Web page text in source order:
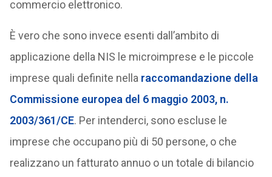
commercio elettronico.
È vero che sono invece esenti dall’ambito di
applicazione della NIS le microimprese e le piccole
imprese quali definite nella raccomandazione della
Commissione europea del 6 maggio 2003, n.
2003/361/CE. Per intenderci, sono escluse le
imprese che occupano più di 50 persone, o che
realizzano un fatturato annuo o un totale di bilancio